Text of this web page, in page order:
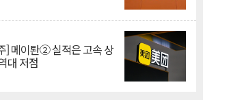
] 메이퇀② 실적은 고속 상
대 저점